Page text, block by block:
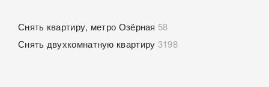
Снять квартиру, метро Озёрная 58
Снять двухкомнатную квартиру 3198